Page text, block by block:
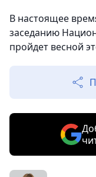
В настоящее
заседанию
пройдет весной